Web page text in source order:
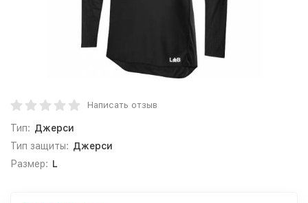
Написать отзыв
Тип: Джерси
Тип защиты: Джерси
Размер: L